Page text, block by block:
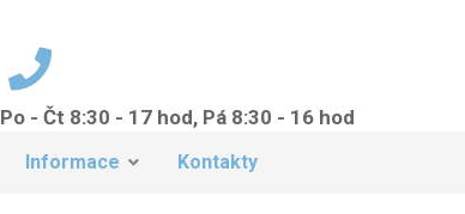
Po - Čt 8:30 - 17 hod, Pá 8:30 - 16 hod
Informace Kontakty